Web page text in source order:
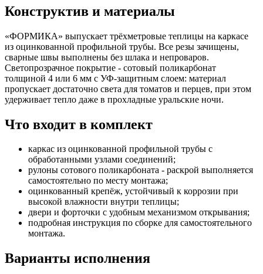
Конструктив и материалы
«ФОРМИКА» выпускает трёхметровые теплицы на каркасе
из оцинкованной профильной трубы. Все резы зачищены,
сварные швы выполнены без шлака и непроваров.
Светопрозрачное покрытие - сотовый поликарбонат
толщиной 4 или 6 мм с УФ-защитным слоем: материал
пропускает достаточно света для томатов и перцев, при этом
удерживает тепло даже в прохладные уральские ночи.
Что входит в комплект
каркас из оцинкованной профильной трубы с
обработанными узлами соединений;
рулоны сотового поликарбоната - раскрой выполняется
самостоятельно по месту монтажа;
оцинкованный крепёж, устойчивый к коррозии при
высокой влажности внутри теплицы;
двери и форточки с удобным механизмом открывания;
подробная инструкция по сборке для самостоятельного
монтажа.
Варианты исполнения